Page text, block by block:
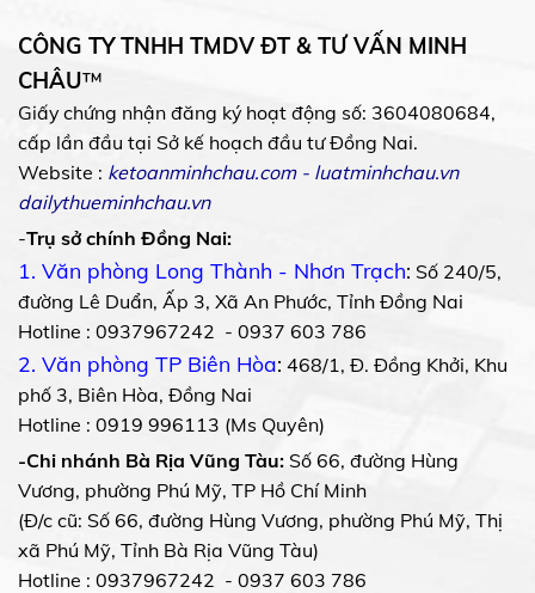
CÔNG TY TNHH TMDV ĐT & TƯ VẤN MINH
CHÂU™
Giấy chứng nhận đăng ký hoạt động số: 3604080684,
cấp lần đầu tại Sở kế hoạch đầu tư Đồng Nai.
Website : ketoanminhchau.com- luatminhchau.vn
dailythueminhchau.vn
-Trụ sở chính Đồng Nai:
1. Văn phòng Long Thành - Nhơn Trạch: Số 240/5,
đường Lê Duẩn, Ấp 3, Xã An Phước, Tỉnh Đồng Nai
Hotline : 0937967242 - 0937 603 786
2. Văn phòng TP Biên Hòa: 468/1, Đ. Đồng Khởi, Khu
phố 3, Biên Hòa, Đồng Nai
Hotline : 0919 996113 (Ms Quyên)
-Chi nhánh Bà Rịa Vũng Tàu: Số 66, đường Hùng
Vương, phường Phú Mỹ, TP Hồ Chí Minh
(Đ/c cũ: Số 66, đường Hùng Vương, phường Phú Mỹ, Thị
xã Phú Mỹ, Tỉnh Bà Rịa Vũng Tàu)
Hotline : 0937967242 - 0937 603 786